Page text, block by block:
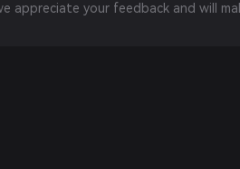
appreciate your feedback and will